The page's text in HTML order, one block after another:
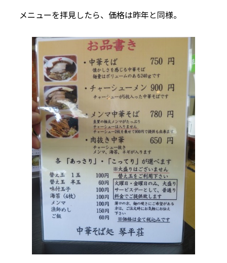
メニューを拝見したら、価格は昨年と同様。